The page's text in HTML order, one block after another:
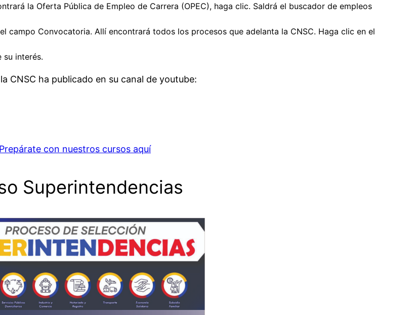
la Oferta Pública de Empleo de Carrera (OPEC), haga clic. Saldrá el buscador de empleos
campo Convocatoria. Allí encontrará todos los procesos que adelanta la CNSC. Haga clic en el
su interés.
CNSC ha publicado en su canal de youtube:
Prepárate con nuestros cursos aquí
Superintendencias